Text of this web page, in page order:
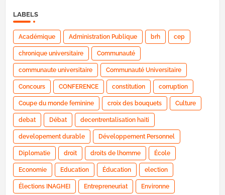
LABELS
Académique Administration Publique brh cep
chronique universitaire Communauté
communaute universitaire Communauté Universitaire
Concours CONFERENCE constitution corruption
Coupe du monde feminine croix des bouquets Culture
debat Débat decentrentalisation haiti
developement durable Développement Personnel
Diplomatie droit droits de lhomme École
Economie Education Éducation election
Élections INAGHEI Entrepreneuriat Environne